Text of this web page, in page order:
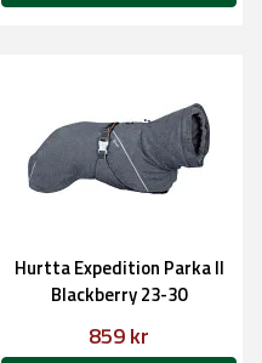
Hurtta Expedition Parka II
Blackberry 23-30
859 kr